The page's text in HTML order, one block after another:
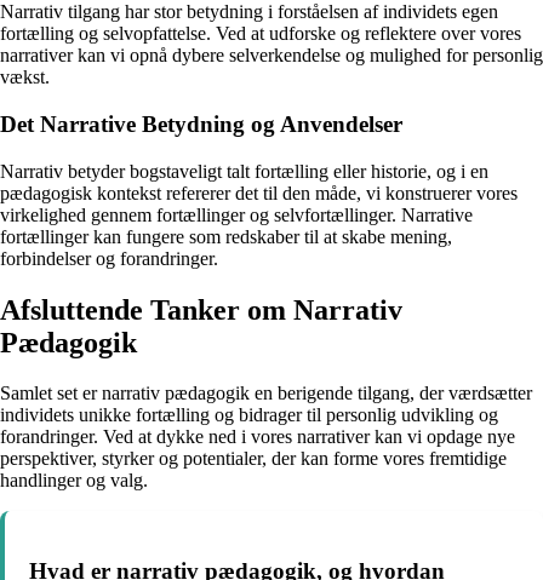
Narrativ tilgang har stor betydning i forståelsen af individets egen
fortælling og selvopfattelse. Ved at udforske og reflektere over vores
narrativer kan vi opnå dybere selverkendelse og mulighed for personlig
vækst.
Det Narrative Betydning og Anvendelser
Narrativ betyder bogstaveligt talt fortælling eller historie, og i en
pædagogisk kontekst refererer det til den måde, vi konstruerer vores
virkelighed gennem fortællinger og selvfortællinger. Narrative
fortællinger kan fungere som redskaber til at skabe mening,
forbindelser og forandringer.
Afsluttende Tanker om Narrativ
Pædagogik
Samlet set er narrativ pædagogik en berigende tilgang, der værdsætter
individets unikke fortælling og bidrager til personlig udvikling og
forandringer. Ved at dykke ned i vores narrativer kan vi opdage nye
perspektiver, styrker og potentialer, der kan forme vores fremtidige
handlinger og valg.
Hvad er narrativ pædagogik, og hvordan